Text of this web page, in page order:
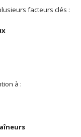
facteurs clés :
à :